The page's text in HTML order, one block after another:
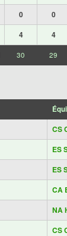
0 0
4 4
30 29
CS
ES
ES
CA
NA
CS